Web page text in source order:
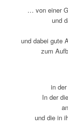
… von einer
und
und dabei gute
zum
in
In der
und die in